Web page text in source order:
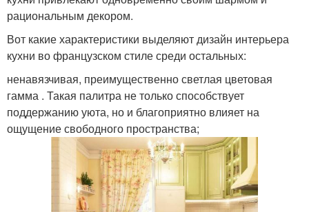
рациональным декором.
Вот какие характеристики выделяют дизайн интерьера
кухни во французском стиле среди остальных:
ненавязчивая, преимущественно светлая цветовая
гамма . Такая палитра не только способствует
поддержанию уюта, но и благоприятно влияет на
ощущение свободного пространства;